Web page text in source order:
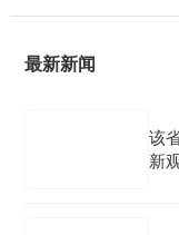
最新新闻
该
新